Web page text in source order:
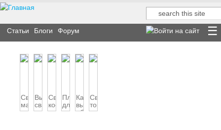
Форма поиска
Поиск
Статьи Блоги Форум
Свадебный
макияж
невесты
Выбираем
свадебное
платье
Свадебный
костюм
жениха
Платье
для
невесты
Как
выбрать
обручальные
Свадебный
торт
и